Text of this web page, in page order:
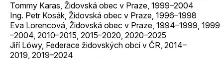
Tommy Karas, Židovská obec v Praze, 1999–2004
Ing. Petr Kosák, Židovská obec v Praze, 1996–1998
Eva Lorencová, Židovská obec v Praze, 1994–1999, 1999
–2004, 2010–2015, 2015–2020, 2020–2025
Jiří Löwy, Federace židovských obcí v ČR, 2014–
2019, 2019–2024